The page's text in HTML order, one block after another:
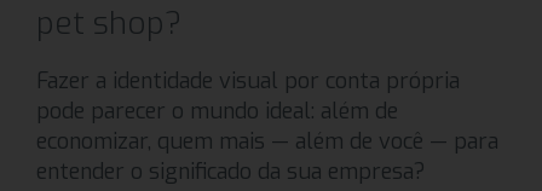
pet shop?
Fazer a identidade visual por conta própria
pode parecer o mundo ideal: além de
economizar, quem mais — além de você — para
entender o significado da sua empresa?